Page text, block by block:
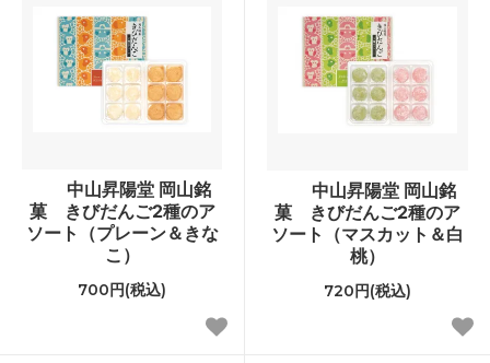
中山昇陽堂 岡山銘
菓 きびだんご2種のア
ソート（プレーン＆きな
こ）
700円(税込)
中山昇陽堂 岡山銘
菓 きびだんご2種のア
ソート（マスカット＆白
桃）
720円(税込)